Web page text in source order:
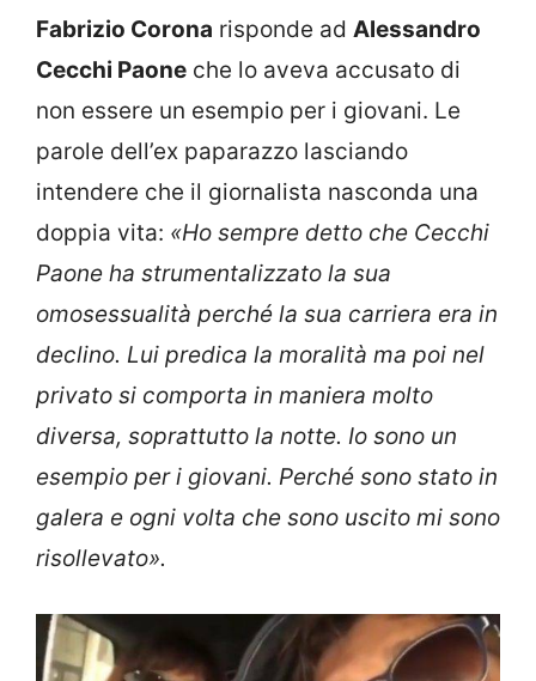
Fabrizio Corona risponde ad Alessandro
Cecchi Paone che lo aveva accusato di
non essere un esempio per i giovani. Le
parole dell’ex paparazzo lasciando
intendere che il giornalista nasconda una
doppia vita: «Ho sempre detto che Cecchi
Paone ha strumentalizzato la sua
omosessualità perché la sua carriera era in
declino. Lui predica la moralità ma poi nel
privato si comporta in maniera molto
diversa, soprattutto la notte. Io sono un
esempio per i giovani. Perché sono stato in
galera e ogni volta che sono uscito mi sono
risollevato».